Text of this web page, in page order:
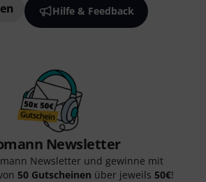
Hilfe & Feedback
Newsletter
Newsletter und gewinne mit
50 Gutscheinen über jeweils 50€!